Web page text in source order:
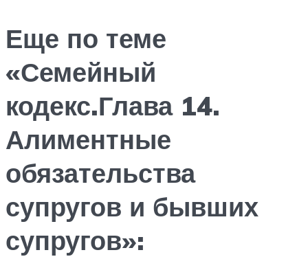
Еще по теме
«Семейный
кодекс.Глава 14.
Алиментные
обязательства
супругов и бывших
супругов»: